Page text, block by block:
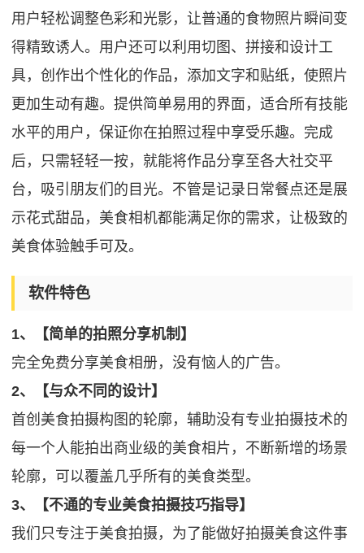
用户轻松调整色彩和光影，让普通的食物照片瞬间变
得精致诱人。用户还可以利用切图、拼接和设计工
具，创作出个性化的作品，添加文字和贴纸，使照片
更加生动有趣。提供简单易用的界面，适合所有技能
水平的用户，保证你在拍照过程中享受乐趣。完成
后，只需轻轻一按，就能将作品分享至各大社交平
台，吸引朋友们的目光。不管是记录日常餐点还是展
示花式甜品，美食相机都能满足你的需求，让极致的
美食体验触手可及。
软件特色
1、【简单的拍照分享机制】
完全免费分享美食相册，没有恼人的广告。
2、【与众不同的设计】
首创美食拍摄构图的轮廓，辅助没有专业拍摄技术的
每一个人能拍出商业级的美食相片，不断新增的场景
轮廓，可以覆盖几乎所有的美食类型。
3、【不通的专业美食拍摄技巧指导】
我们只专注于美食拍摄，为了能做好拍摄美食这件事